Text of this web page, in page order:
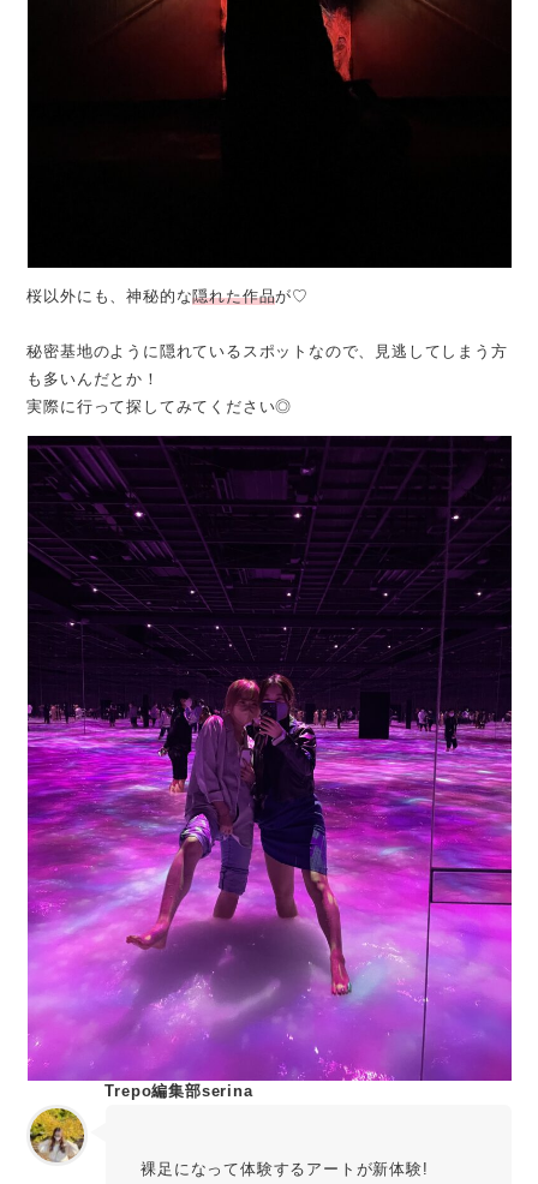
桜以外にも、神秘的な隠れた作品が♡
秘密基地のように隠れているスポットなので、見逃してしまう方
も多いんだとか！
実際に行って探してみてください◎
Trepo編集部serina
裸足になって体験するアートが新体験!